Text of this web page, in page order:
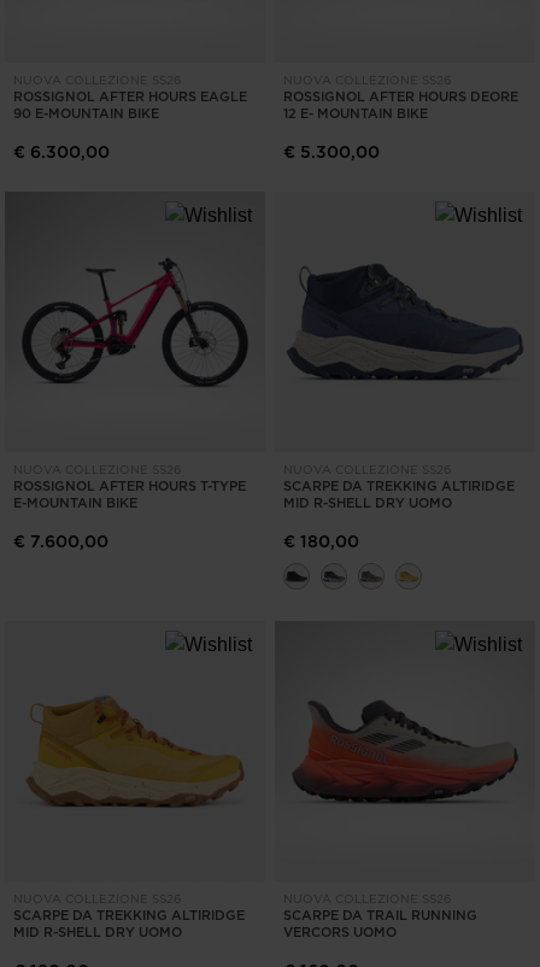
NUOVA COLLEZIONE SS26
ROSSIGNOL AFTER HOURS EAGLE
90 E-MOUNTAIN BIKE
€ 6.300,00
NUOVA COLLEZIONE SS26
ROSSIGNOL AFTER HOURS DEORE
12 E- MOUNTAIN BIKE
€ 5.300,00
NUOVA COLLEZIONE SS26
ROSSIGNOL AFTER HOURS T-TYPE
E-MOUNTAIN BIKE
€ 7.600,00
NUOVA COLLEZIONE SS26
SCARPE DA TREKKING ALTIRIDGE
MID R-SHELL DRY UOMO
€ 180,00
NUOVA COLLEZIONE SS26
SCARPE DA TREKKING ALTIRIDGE
MID R-SHELL DRY UOMO
NUOVA COLLEZIONE SS26
SCARPE DA TRAIL RUNNING
VERCORS UOMO